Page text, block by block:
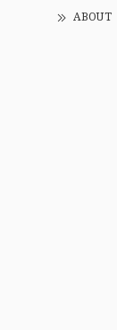
ABOUT